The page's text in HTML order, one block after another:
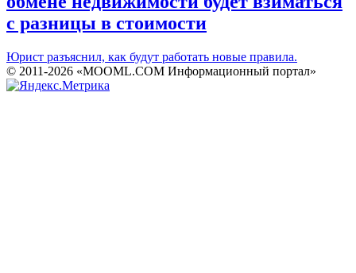
с разницы в стоимости
Юрист разъяснил, как будут работать новые правила.
© 2011-2026 «MOOML.COM Информационный портал»